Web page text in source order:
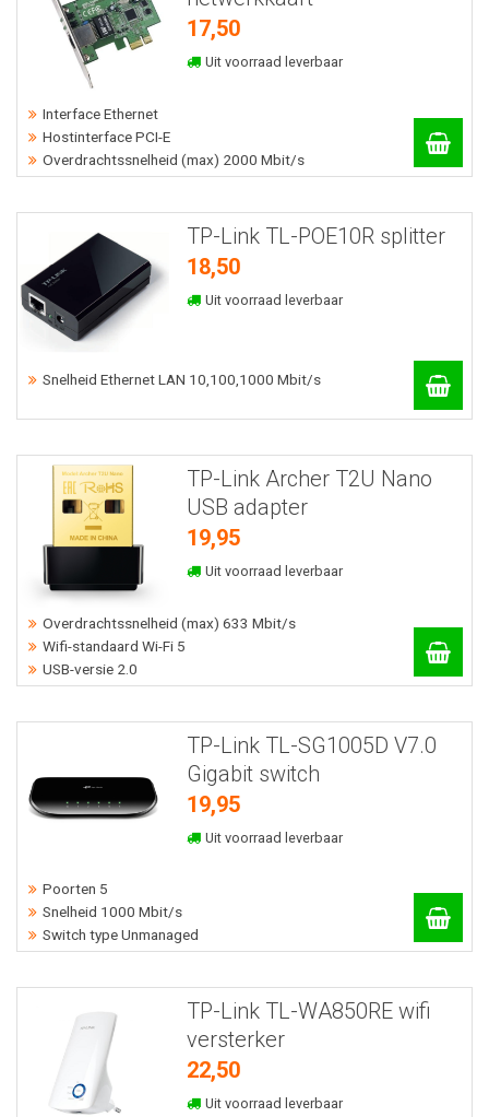
17,50
Uit voorraad leverbaar
Interface Ethernet
Hostinterface PCI-E
Overdrachtssnelheid (max) 2000 Mbit/s
TP-Link TL-POE10R splitter
18,50
Uit voorraad leverbaar
Snelheid Ethernet LAN 10,100,1000 Mbit/s
TP-Link Archer T2U Nano
USB adapter
19,95
Uit voorraad leverbaar
Overdrachtssnelheid (max) 633 Mbit/s
Wifi-standaard Wi-Fi 5
USB-versie 2.0
TP-Link TL-SG1005D V7.0
Gigabit switch
19,95
Uit voorraad leverbaar
Poorten 5
Snelheid 1000 Mbit/s
Switch type Unmanaged
TP-Link TL-WA850RE wifi
versterker
22,50
Uit voorraad leverbaar